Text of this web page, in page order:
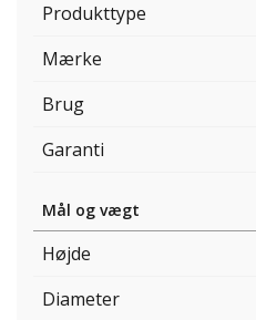
Produkttype
Mærke
Brug
Garanti
Mål og vægt
Højde
Diameter